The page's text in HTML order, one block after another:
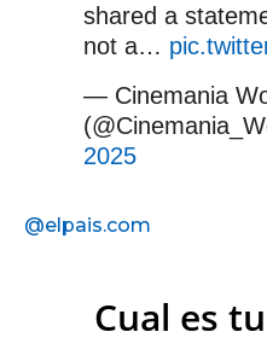
shared a
not a…
— Cinemania
2025
@elpais.com
Cual es